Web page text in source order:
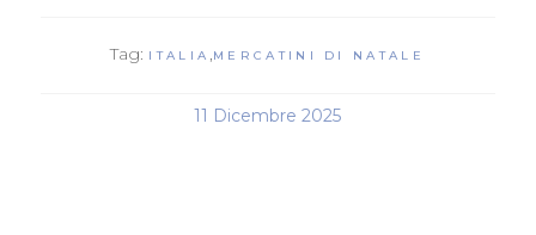
Tag: ITALIA ,MERCATINI DI NATALE
11 Dicembre 2025